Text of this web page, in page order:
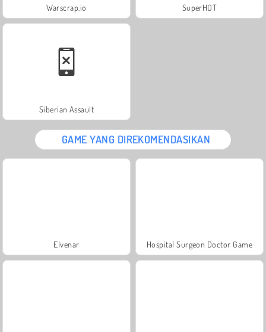
Warscrap.io SuperHOT
Siberian Assault
GAME YANG DIREKOMENDASIKAN
Elvenar Hospital Surgeon Doctor Game